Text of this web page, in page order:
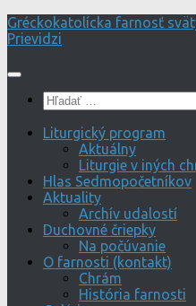
Preskočiť
na
Gréckokatolícka farnosť
Prievidzi
Hľadať:
Liturgický program
Aktuálny
Liturgie v iných
Hlas Sedmopočetníkov
Aktuality
Archív udalostí
Duchovné čriepky
Na počúvanie
O farnosti (kontakt)
Chrám
História farnosti